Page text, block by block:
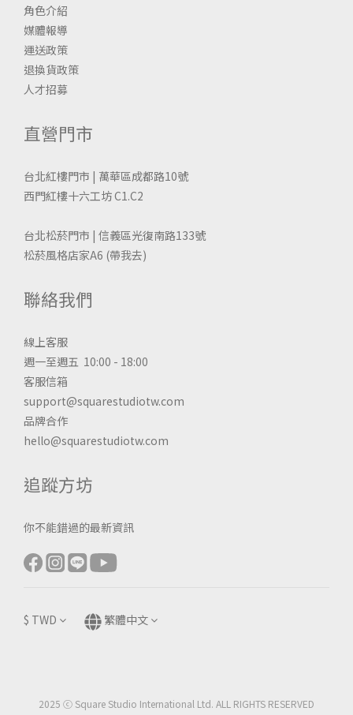
角色介紹
媒體報導
運送政策
退換貨政策
人才招募
直營門市
台北紅樓門市 | 萬華區成都路10號
西門紅樓十六工坊 C1.C2
台北松菸門市 | 信義區光復南路133號
松菸風格店家A6 (帶我去)
聯絡我們
線上客服
週一至週五 10:00 - 18:00
客服信箱
support@squarestudiotw.com
品牌合作
hello@squarestudiotw.com
追蹤方坊
你不能錯過的最新資訊
$ TWD 繁體中文
2025 ⓒ Square Studio International Ltd. ALL RIGHTS RESERVED